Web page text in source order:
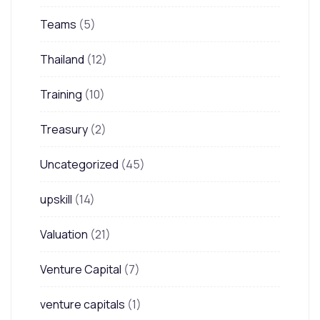
Teams (5)
Thailand (12)
Training (10)
Treasury (2)
Uncategorized (45)
upskill (14)
Valuation (21)
Venture Capital (7)
venture capitals (1)